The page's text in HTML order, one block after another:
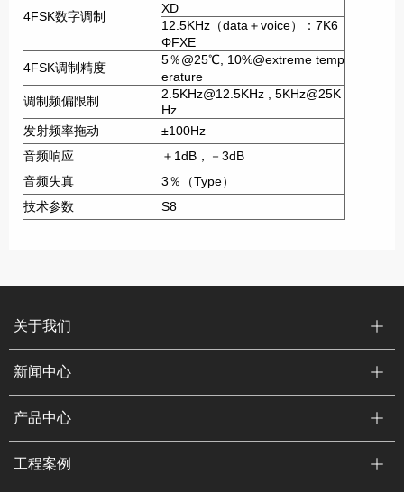
4FSK数字调制
XD
12.5KHz（data＋voice）：7K6
ΦFXE
4FSK调制精度
5％@25℃, 10%@extreme temp
erature
调制频偏限制
2.5KHz@12.5KHz , 5KHz@25K
Hz
发射频率拖动
±100Hz
音频响应
＋1dB，－3dB
音频失真
3％（Type）
技术参数
S8
关于我们
新闻中心
产品中心
工程案例